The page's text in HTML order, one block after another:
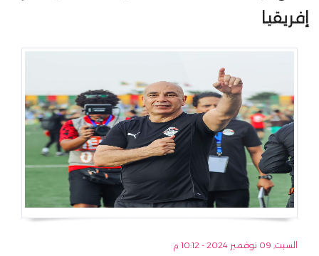
إفريقيا
السبت, 09 نوفمبر 2024 - 10:12 م